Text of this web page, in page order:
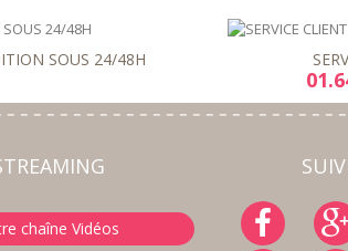
SOUS 24/48H
chaîne Vidéos